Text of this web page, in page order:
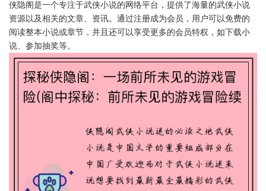
侠隐阁是一个专注于武侠小说的网络平台，提供了海量的武侠小说
资源以及相关的文章、资讯。通过注册成为会员，用户可以免费的
阅读整本小说或章节，并且还可以享受更多的会员特权，如下载小
说、参加抽奖等。